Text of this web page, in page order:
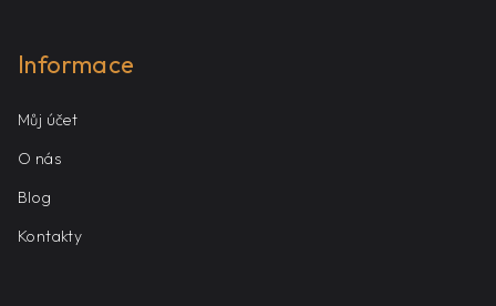
Informace
Můj účet
O nás
Blog
Kontakty